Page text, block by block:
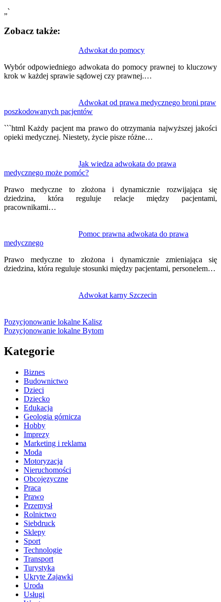
„`
Zobacz także:
Adwokat do pomocy
Wybór odpowiedniego adwokata do pomocy prawnej to kluczowy
krok w każdej sprawie sądowej czy prawnej.…
Adwokat od prawa medycznego broni praw
poszkodowanych pacjentów
```html Każdy pacjent ma prawo do otrzymania najwyższej jakości
opieki medycznej. Niestety, życie pisze różne…
Jak wiedza adwokata do prawa
medycznego może pomóc?
Prawo medyczne to złożona i dynamicznie rozwijająca się
dziedzina, która reguluje relacje między pacjentami,
pracownikami…
Pomoc prawna adwokata do prawa
medycznego
Prawo medyczne to złożona i dynamicznie zmieniająca się
dziedzina, która reguluje stosunki między pacjentami, personelem…
Adwokat karny Szczecin
wpisu
Pozycjonowanie lokalne Kalisz
Pozycjonowanie lokalne Bytom
Kategorie
Biznes
Budownictwo
Dzieci
Dziecko
Edukacja
Geologia górnicza
Hobby
Imprezy
Marketing i reklama
Moda
Motoryzacja
Nieruchomości
Obcojęzyczne
Praca
Prawo
Przemysł
Rolnictwo
Siebdruck
Sklepy
Sport
Technologie
Transport
Turystyka
Ukryte Zajawki
Uroda
Usługi